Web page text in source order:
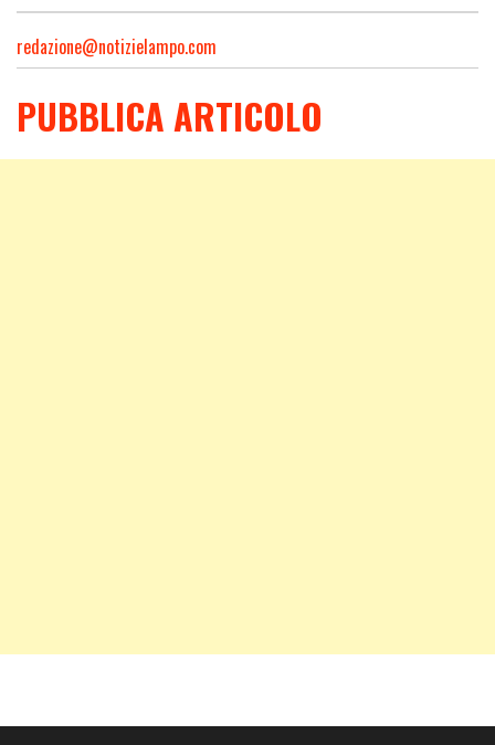
redazione@notizielampo.com
PUBBLICA ARTICOLO